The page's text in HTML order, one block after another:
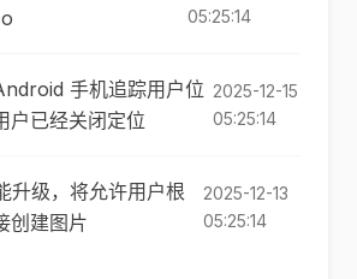
05:25:14
手机追踪用户位
户已经关闭定位
2025-12-15
05:25:14
升级，将允许用户根
创建图片
2025-12-13
05:25:14